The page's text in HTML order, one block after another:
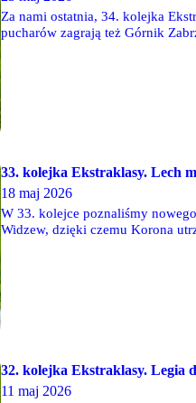
Za nami ostatnia, 34. kolejka
pucharów zagrają też Górnik
33. kolejka Ekstraklasy. Lech
18 maj 2026
W 33. kolejce poznaliśmy
Widzew, dzięki czemu Korona
32. kolejka Ekstraklasy. Legia
11 maj 2026